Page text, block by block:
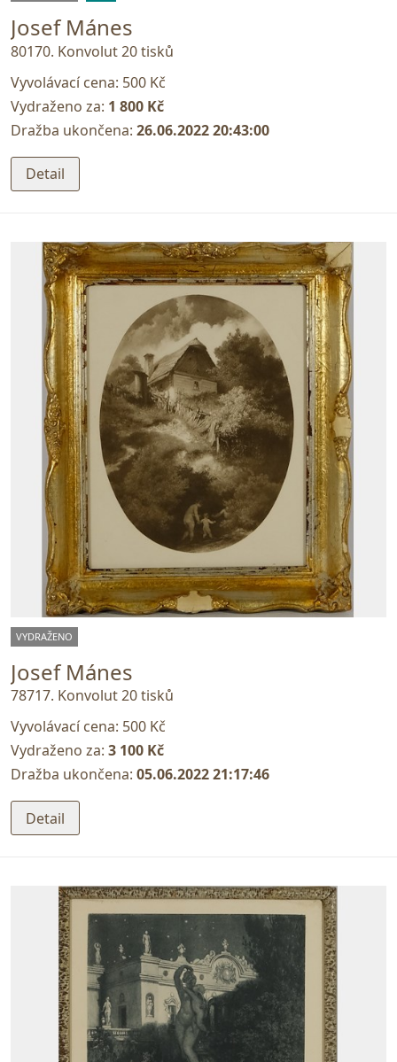
Josef Mánes
80170. Konvolut 20 tisků
Vyvolávací cena: 500 Kč
Vydraženo za: 1 800 Kč
Dražba ukončena: 26.06.2022 20:43:00
Detail
VYDRAŽENO
Josef Mánes
78717. Konvolut 20 tisků
Vyvolávací cena: 500 Kč
Vydraženo za: 3 100 Kč
Dražba ukončena: 05.06.2022 21:17:46
Detail